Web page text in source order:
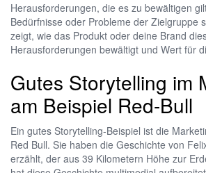
Herausforderungen, die es zu bewältigen
Bedürfnisse oder Probleme der Zielgruppe
zeigt, wie das Produkt oder deine Brand
Herausforderungen bewältigt und Wert für
Gutes Storytelling im
am Beispiel Red-Bull
Ein gutes Storytelling-Beispiel ist die
Red Bull. Sie haben die Geschichte von
erzählt, der aus 39 Kilometern Höhe zur